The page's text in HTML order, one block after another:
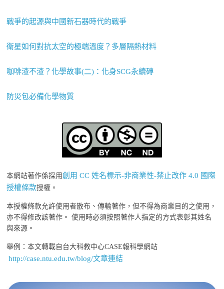
戰爭的起源與中國新石器時代的戰爭
衛星如何對抗太空的極端溫度？多層隔熱材料
咖啡渣不渣？化學故事(二)：化身SCG永續磚
防災包必備化學物質
本網站著作係採用創用 CC 姓名標示-非商業性-禁止改作 4.0 國際
授權條款授權。
本授權條款允許使用者散布、傳輸著作，但不得為商業目的之使用，
亦不得修改該著作。 使用時必須按照著作人指定的方式表彰其姓名
與來源。
舉例：本文轉載自台大科教中心CASE報科學網站
http://case.ntu.edu.tw/blog/文章連結